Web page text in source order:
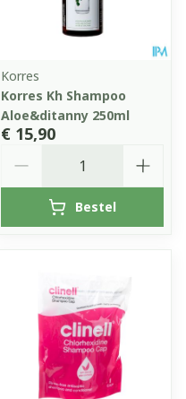
Korres
Korres Kh Shampoo
Aloe&ditanny 250ml
€ 15,90
Bestel